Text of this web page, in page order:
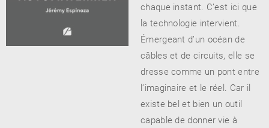
chaque instant. C’est ici que
la technologie intervient.
Émergeant d’un océan de
câbles et de circuits, elle se
dresse comme un pont entre
l’imaginaire et le réel. Car il
existe bel et bien un outil
capable de donner vie à